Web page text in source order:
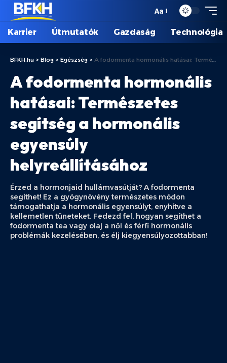
Aa
Karrier Útmutatók Gazdaság Technológia
BFKH.hu > Blog > Egészség > A fodormenta hormonális hatásai: Természetes segítség a hormonális egyensúly helyreállításához
A fodormenta hormonális
hatásai: Természetes
segítség a hormonális
egyensúly
helyreállításához
Érzed a hormonjaid hullámvasútját? A fodormenta
segíthet! Ez a gyógynövény természetes módon
támogathatja a hormonális egyensúlyt, enyhítve a
kellemetlen tüneteket. Fedezd fel, hogyan segíthet a
fodormenta tea vagy olaj a női és férfi hormonális
problémák kezelésében, és élj kiegyensúlyozottabban!